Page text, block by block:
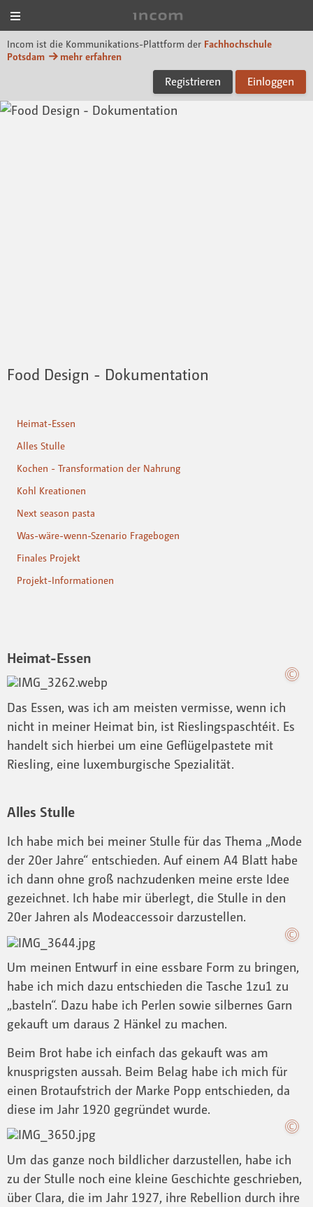
Incom ist die Kommunikations-Plattform der Fachhochschule
Potsdam
mehr erfahren
Registrieren Einloggen
Food Design - Dokumentation
Heimat-Essen
Alles Stulle
Kochen - Transformation der Nahrung
Kohl Kreationen
Next season pasta
Was-wäre-wenn-Szenario Fragebogen
Finales Projekt
Projekt-Informationen
Heimat-Essen
Das Essen, was ich am meisten vermisse, wenn ich
nicht in meiner Heimat bin, ist Rieslingspaschtéit. Es
handelt sich hierbei um eine Geflügelpastete mit
Riesling, eine luxemburgische Spezialität.
Alles Stulle
Ich habe mich bei meiner Stulle für das Thema „Mode
der 20er Jahre“ entschieden. Auf einem A4 Blatt habe
ich dann ohne groß nachzudenken meine erste Idee
gezeichnet. Ich habe mir überlegt, die Stulle in den
20er Jahren als Modeaccessoir darzustellen.
Um meinen Entwurf in eine essbare Form zu bringen,
habe ich mich dazu entschieden die Tasche 1zu1 zu
„basteln“. Dazu habe ich Perlen sowie silbernes Garn
gekauft um daraus 2 Hänkel zu machen.
Beim Brot habe ich einfach das gekauft was am
knusprigsten aussah. Beim Belag habe ich mich für
einen Brotaufstrich der Marke Popp entschieden, da
diese im Jahr 1920 gegründet wurde.
Um das ganze noch bildlicher darzustellen, habe ich
zu der Stulle noch eine kleine Geschichte geschrieben,
über Clara, die im Jahr 1927, ihre Rebellion durch ihre